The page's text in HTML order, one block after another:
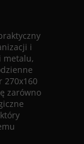
i
metalu,
270x160
zarówno